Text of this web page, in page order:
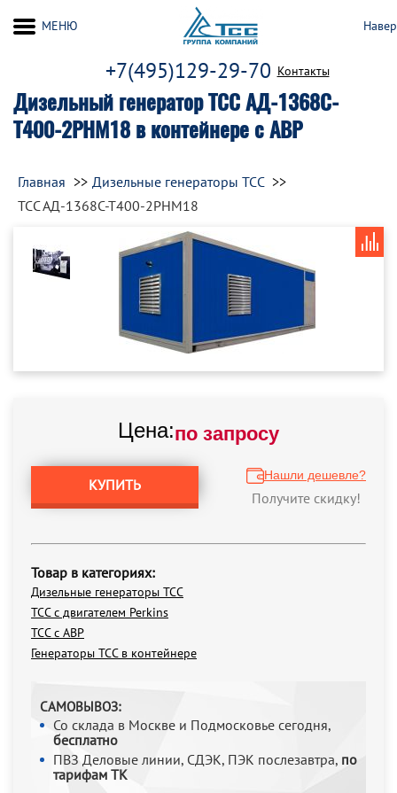
Дизельный генератор ТСС АД-1368С-
Т400-2РНМ18 в контейнере с АВР
+7(495)129-29-70 Контакты
МЕНЮ
Главная
Дизельные генераторы ТСС
ТСС АД-1368С-Т400-2РНМ18
Цена:по запросу
КУПИТЬ
Нашли дешевле?
Получите скидку!
Товар в категориях:
Дизельные генераторы ТСС
ТСС с двигателем Perkins
ТСС с АВР
Генераторы ТСС в контейнере
САМОВЫВОЗ:
Со склада в Москве и Подмосковье сегодня,
бесплатно
ПВЗ Деловые линии, СДЭК, ПЭК послезавтра, по
тарифам ТК